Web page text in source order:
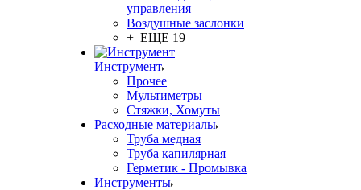
управления
Воздушные заслонки
+ ЕЩЕ 19
Инструмент
Прочее
Мультиметры
Стяжки, Хомуты
Расходные материалы
Труба медная
Труба капилярная
Герметик - Промывка
Инструменты